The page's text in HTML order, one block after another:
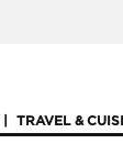
TRAVEL &